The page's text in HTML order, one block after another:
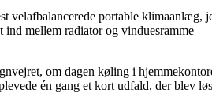
portable klimaanlæg,
ind mellem radiator og vinduesramme
om dagen køling i
én gang et kort udfald, der blev